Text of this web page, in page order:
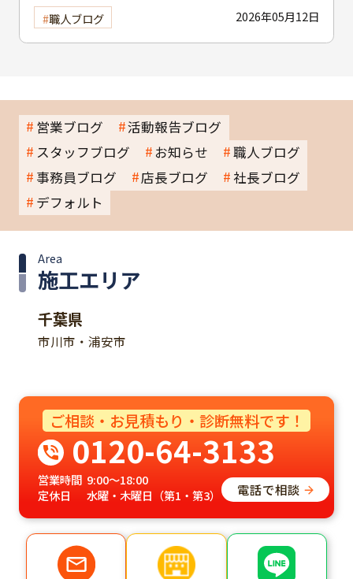
2026年05月12日
職人ブログ
営業ブログ
活動報告ブログ
スタッフブログ
お知らせ
職人ブログ
事務員ブログ
店長ブログ
社長ブログ
デフォルト
施工エリア
Area
千葉県
市川市・浦安市
ご相談・お見積もり・診断無料です！
0120-64-3133
営業時間 9:00～18:00
定休日
水曜・木曜日（第1・第3） 電話で相談